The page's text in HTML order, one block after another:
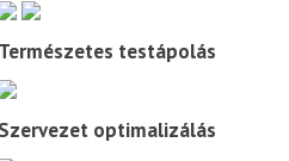
Természetes testápolás
Szervezet optimalizálás